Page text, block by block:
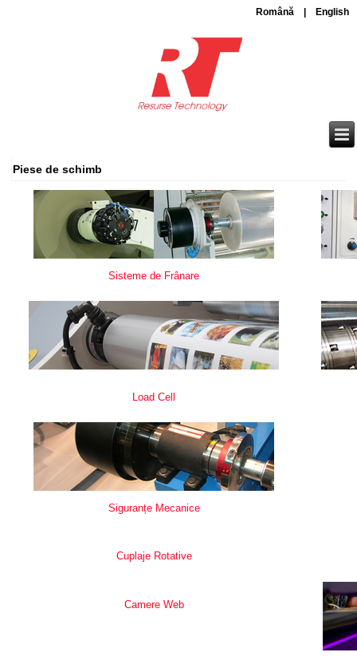
Română | English
Piese de schimb
Sisteme de Frânare
Load Cell
Siguranțe Mecanice
Cuplaje Rotative
Camere Web